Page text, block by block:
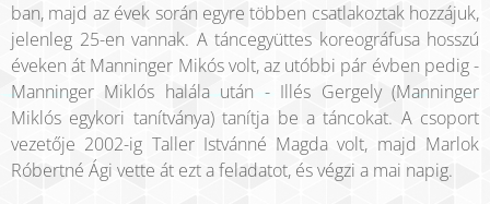
ban, majd az évek során egyre többen csatlakoztak hozzájuk,
jelenleg 25-en vannak. A táncegyüttes koreográfusa hosszú
éveken át Manninger Mikós volt, az utóbbi pár évben pedig -
Manninger Miklós halála után - Illés Gergely (Manninger
Miklós egykori tanítványa) tanítja be a táncokat. A csoport
vezetője 2002-ig Taller Istvánné Magda volt, majd Marlok
Róbertné Ági vette át ezt a feladatot, és végzi a mai napig.